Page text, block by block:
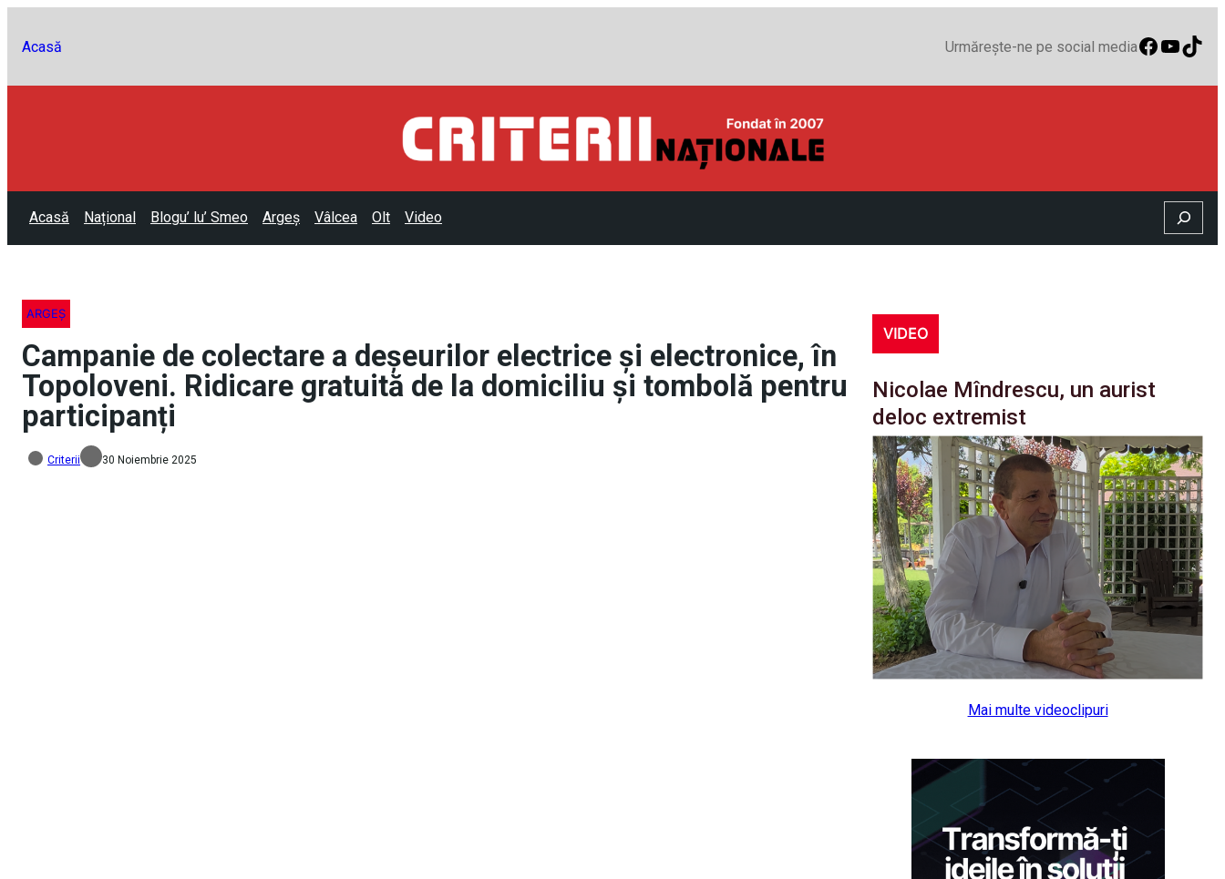
Acasă Urmărește-ne pe social media
Acasă Național Blogu’ lu’ Smeo Argeș Vâlcea Olt Video Search
ARGEȘ
Campanie de colectare a deșeurilor electrice și electronice, în
Topoloveni. Ridicare gratuită de la domiciliu și tombolă pentru
participanți
Criterii 30 Noiembrie 2025
VIDEO
Nicolae Mîndrescu, un aurist
deloc extremist
Mai multe videoclipuri